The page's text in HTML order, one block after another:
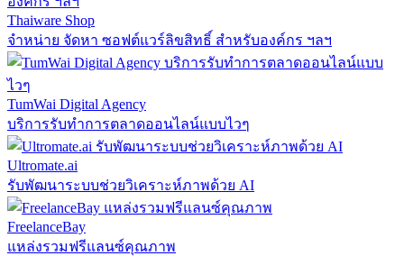
Thaiware Shop
จำหน่าย จัดหา ซอฟต์แวร์ลิขสิทธิ์ สำหรับองค์กร ฯลฯ
TumWai Digital Agency
บริการรับทำการตลาดออนไลน์แบบไวๆ
Ultromate.ai
รับพัฒนาระบบช่วยวิเคราะห์ภาพด้วย AI
FreelanceBay
แหล่งรวมฟรีแลนซ์คุณภาพ